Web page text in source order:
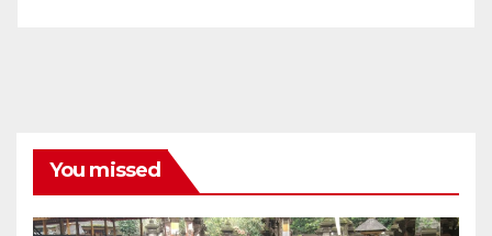
You missed